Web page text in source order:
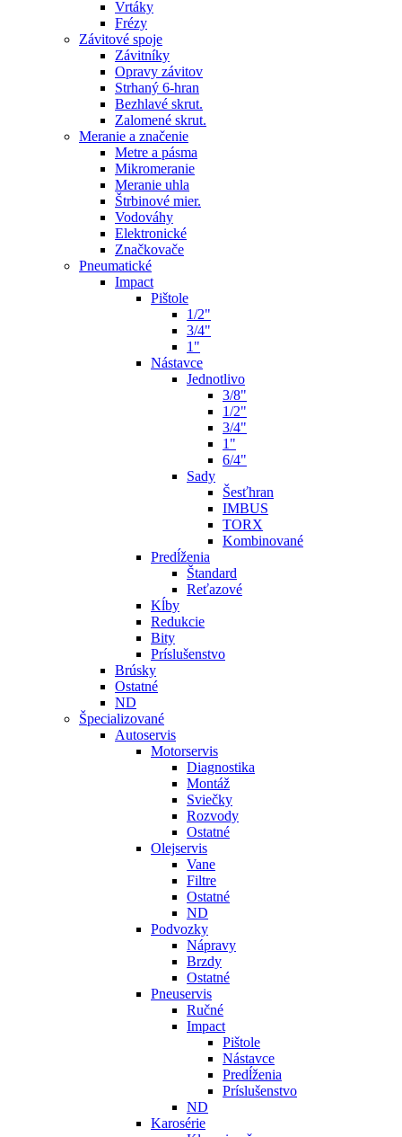
Vrtáky
Frézy
Závitové spoje
Závitníky
Opravy závitov
Strhaný 6-hran
Bezhlavé skrut.
Zalomené skrut.
Meranie a značenie
Metre a pásma
Mikromeranie
Meranie uhla
Štrbinové mier.
Vodováhy
Elektronické
Značkovače
Pneumatické
Impact
Pištole
1/2"
3/4"
1"
Nástavce
Jednotlivo
3/8"
1/2"
3/4"
1"
6/4"
Sady
Šesťhran
IMBUS
TORX
Kombinované
Predĺženia
Štandard
Reťazové
Kĺby
Redukcie
Bity
Príslušenstvo
Brúsky
Ostatné
ND
Špecializované
Autoservis
Motorservis
Diagnostika
Montáž
Sviečky
Rozvody
Ostatné
Olejservis
Vane
Filtre
Ostatné
ND
Podvozky
Nápravy
Brzdy
Ostatné
Pneuservis
Ručné
Impact
Pištole
Nástavce
Predĺženia
Príslušenstvo
ND
Karosérie